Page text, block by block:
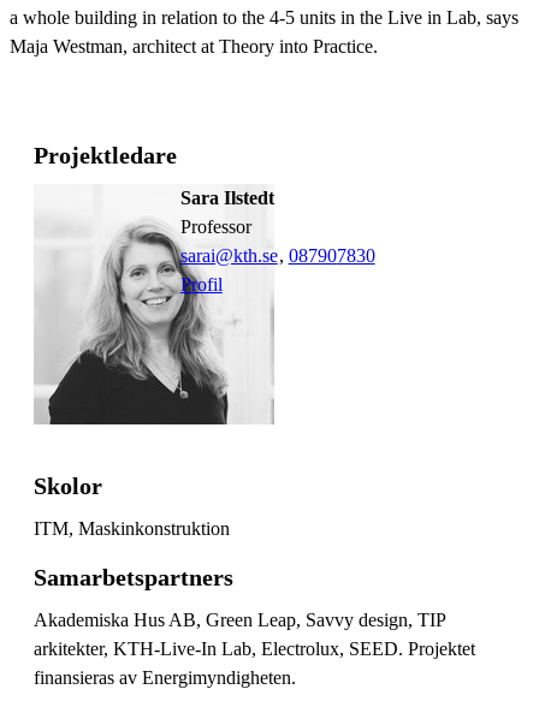
a whole building in relation to the 4-5 units in the Live in Lab, says
Maja Westman, architect at Theory into Practice.
Projektledare
Sara Ilstedt
professor
sarai@kth.se, 087907830
Profil
Skolor
ITM, Maskinkonstruktion
Samarbetspartners
Akademiska Hus AB, Green Leap, Savvy design, TIP
arkitekter, KTH-Live-In Lab, Electrolux, SEED. Projektet
finansieras av Energimyndigheten.